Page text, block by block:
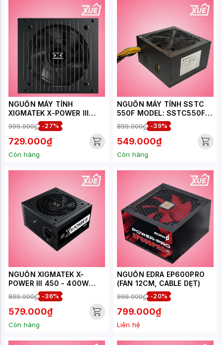
NGUỒN MÁY TÍNH
XIGMATEK X-POWER III
500 - 450W EN45976
999.000₫ -27%
729.000₫
Còn hàng
NGUỒN MÁY TÍNH SSTC
550F MODEL: SSTC550F
BLACK (BULK PACKING)
899.000₫ -39%
549.000₫
Còn hàng
NGUỒN XIGMATEK X-
POWER III 450 - 400W
EN45969 (MÀU ĐEN)
899.000₫ -36%
579.000₫
Còn hàng
NGUỒN EDRA EP600PRO
(FAN 12CM, CABLE DẸT)
999.000₫ -20%
799.000₫
Liên hệ